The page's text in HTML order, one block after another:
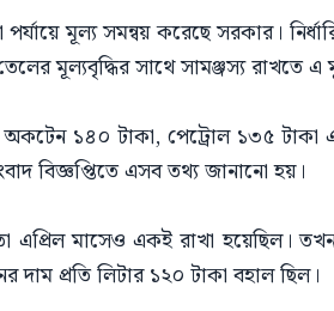
মূল্য সমন্বয় করেছে সরকার।
মূল্যবৃদ্ধির সাথে সামঞ্জস্য রাখতে
১৪০ টাকা, পেট্রোল ১৩৫ টাকা
বিজ্ঞপ্তিতে এসব তথ্য জানানো হয়।
এপ্রিল মাসেও একই রাখা হয়েছিল।
প্রতি লিটার ১২০ টাকা বহাল ছিল।